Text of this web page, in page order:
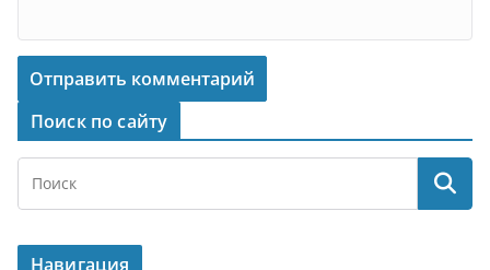
Поиск по сайту
Навигация